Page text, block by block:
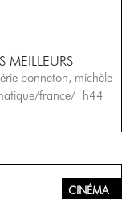
MEILLEURS
bonneton, michèle
france/1h44
CINÉMA